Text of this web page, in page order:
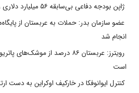
ژاپن بودجه دفاعی بی‌سابقه ۵۶ میلیارد دلاری را در نظر دارد
عضو سازمان بدر: حملات به عربستان از
انجام شد
رویترز: عربستان ۸۶ درصد از
است
کنترل ایوانوفکا در خارکیف اوکراین به دست